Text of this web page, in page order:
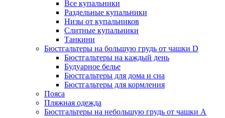
Все купальники
Раздельные купальники
Низы от купальников
Слитные купальники
Танкини
Бюстгальтеры на большую грудь от чашки D
Бюстгальтеры на каждый день
Будуарное белье
Бюстгальтеры для дома и сна
Бюстгальтеры для кормления
Пояса
Пляжная одежда
Бюстгальтеры на небольшую грудь от чашки А